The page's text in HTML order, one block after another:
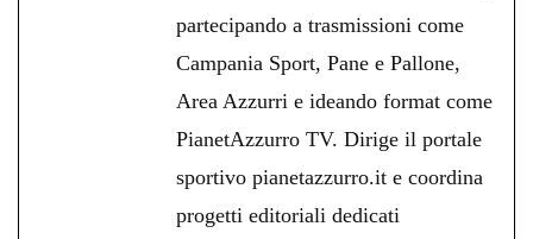
partecipando a trasmissioni come
Campania Sport, Pane e Pallone,
Area Azzurri e ideando format come
PianetAzzurro TV. Dirige il portale
sportivo pianetazzurro.it e coordina
progetti editoriali dedicati